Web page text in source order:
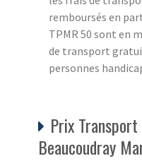
remboursés en
TPMR 50 sont en
de transport
personnes
Prix
Beaucoudray